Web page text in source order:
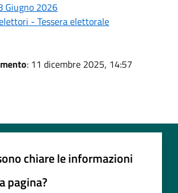
Giugno 2026
- Tessera elettorale
: 11 dicembre 2025, 14:57
chiare le informazioni
pagina?